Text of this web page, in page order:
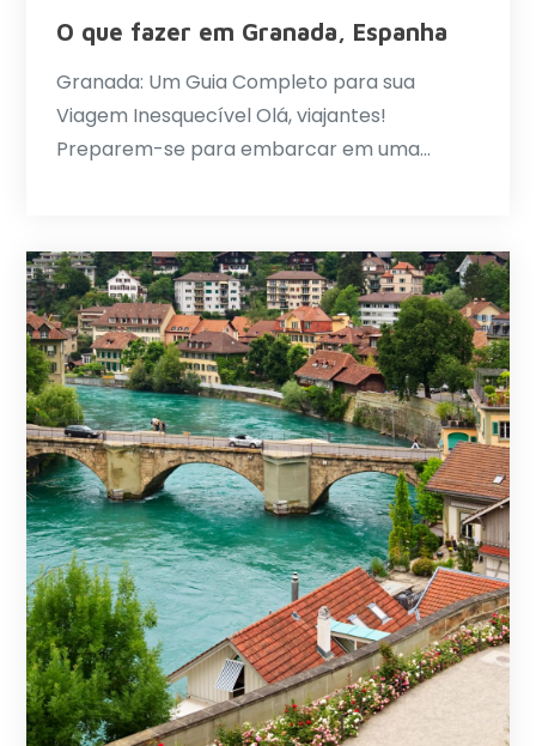
O que fazer em Granada, Espanha
Granada: Um Guia Completo para sua
Viagem Inesquecível Olá, viajantes!
Preparem-se para embarcar em uma…